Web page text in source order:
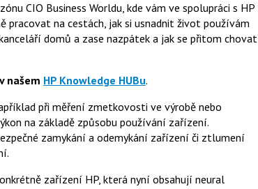
CIO Business Worldu, kde vám ve spolupráci s HP
pracovat na cestách, jak si usnadnit život používám
domů a zase nazpátek a jak se přitom chovat
našem HP Knowledge HUBu.
při měření zmetkovosti ve výrobě nebo
na základě způsobu používání zařízení.
zamykání a odemykání zařízení či ztlumení
zařízení HP, která nyní obsahují neural